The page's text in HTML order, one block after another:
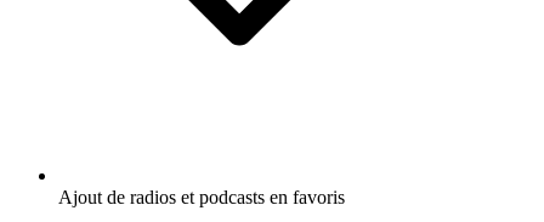
Ajout de radios et podcasts en favoris